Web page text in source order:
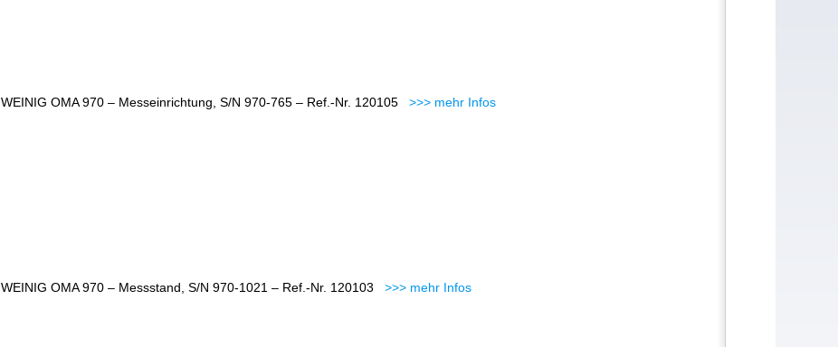
WEINIG OMA 970 – Messeinrichtung, S/N 970-765 – Ref.-Nr. 120105 >>> mehr Infos
WEINIG OMA 970 – Messstand, S/N 970-1021 – Ref.-Nr. 120103 >>> mehr Infos